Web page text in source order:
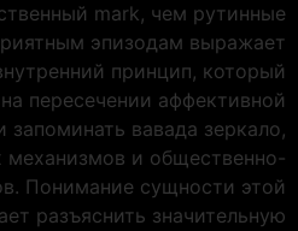
mark, чем рутинные
эпизодам выражает
принцип, который
пересечении аффективной
запоминать вавада зеркало,
механизмов и общественно-
Понимание сущности этой
разъяснить значительную